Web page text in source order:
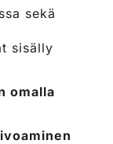
sekä
sisälly
omalla